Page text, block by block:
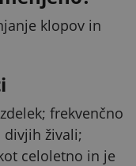
klopov in
frekvenčno
živali;
celoletno in je